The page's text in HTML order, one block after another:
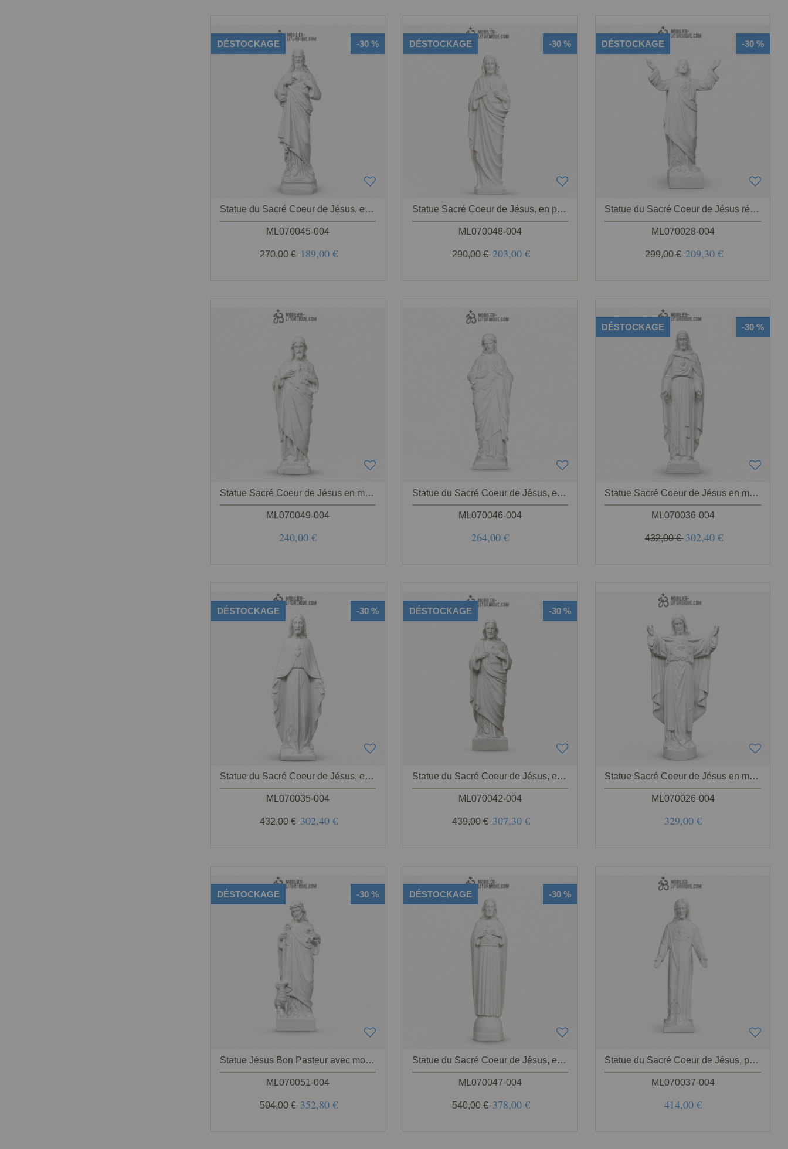
DÉSTOCKAGE -30 %
Statue du Sacré Coeur de Jésus, en marbre blanc 50 cm
ML070045-004
270,00 € 189,00 €
DÉSTOCKAGE -30 %
Statue Sacré Coeur de Jésus, en poudre de marbre reconstitué,53 cm
ML070048-004
290,00 € 203,00 €
DÉSTOCKAGE -30 %
Statue du Sacré Coeur de Jésus résine de marbre Blanc 45 cm
ML070028-004
299,00 € 209,30 €
Statue Sacré Coeur de Jésus en marbre blanc,40 cm
ML070049-004
240,00 €
Statue du Sacré Coeur de Jésus, en marbre blanc base résine,50 cm
ML070046-004
264,00 €
DÉSTOCKAGE -30 %
Statue Sacré Coeur de Jésus en marbre blanc 62 cm
ML070036-004
432,00 € 302,40 €
DÉSTOCKAGE -30 %
Statue du Sacré Coeur de Jésus, en marbre blanc
ML070035-004
432,00 € 302,40 €
DÉSTOCKAGE -30 %
Statue du Sacré Coeur de Jésus, en marbre blanc,62-80-100 cm
ML070042-004
439,00 € 307,30 €
Statue Sacré Coeur de Jésus en marbre blanc 40-60-80 cm
ML070026-004
329,00 €
DÉSTOCKAGE -30 %
Statue Jésus Bon Pasteur avec moutons, en marbre reconstitué synthétique,60-80 cm
ML070051-004
504,00 € 352,80 €
DÉSTOCKAGE -30 %
Statue du Sacré Coeur de Jésus, en résine de marbre reconstitué, 75 cm
ML070047-004
540,00 € 378,00 €
Statue du Sacré Coeur de Jésus, poudre de marbre blanc 60-80 cm
ML070037-004
414,00 €